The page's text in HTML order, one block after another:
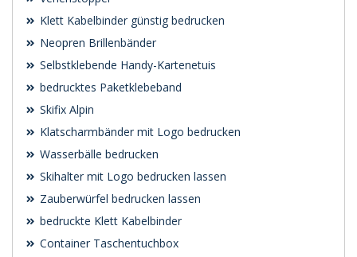
Klett Kabelbinder günstig bedrucken
Neopren Brillenbänder
Selbstklebende Handy-Kartenetuis
bedrucktes Paketklebeband
Skifix Alpin
Klatscharmbänder mit Logo bedrucken
Wasserbälle bedrucken
Skihalter mit Logo bedrucken lassen
Zauberwürfel bedrucken lassen
bedruckte Klett Kabelbinder
Container Taschentuchbox